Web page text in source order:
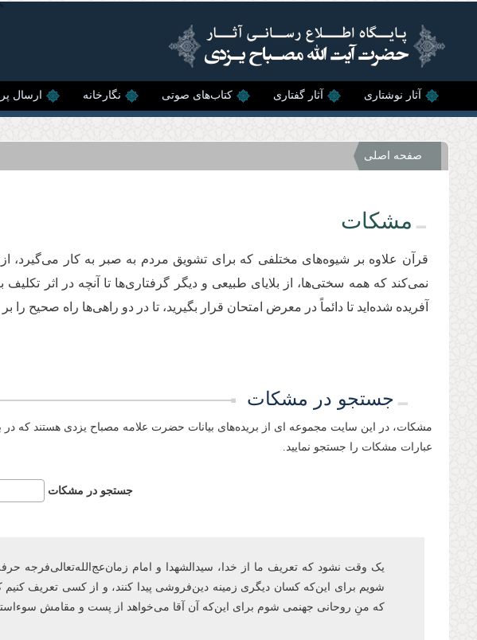
آثار نوشتاری آثار گفتاری کتاب‌های صوتی نگارخانه ارسال
صفحه اصلی
مشکات
قرآن علاوه بر شیوه‌های مختلفی که برای تشویق مردم به صبر به کار می‌گیرد،
نمی‌‌کند که همه سختی‌ها، از بلایای طبیعی و دیگر گرفتاری‌ها تا آنچه در اثر
آفریده شده‌اید تا دائماً در معرض امتحان قرار بگیرید، تا در دو راهی‌ها راه
جستجو در مشکات
مشکات، در این سایت مجموعه ای از بریده‌های بیانات حضرت علامه مصباح یزدی هستند که
عبارات مشکات را جستجو نمایید.
جستجو در مشکات
یک وقت نشود که تعریف ما از خدا، سیدالشهدا و امام زمان‌عج‌الله‌تعالی‌فرجه
شویم برای این‌که کسان دیگری زمینه دین‌فروشی پیدا کنند، و از کسی تعریف
که منِ روحانی جهنمی شوم برای اینکه آن آقا می‌خواهد از پست و مقامش